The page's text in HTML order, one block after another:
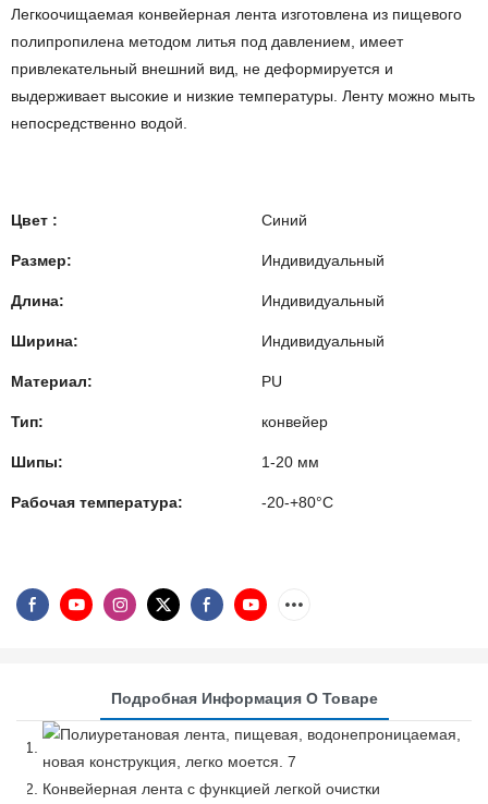
Легкоочищаемая конвейерная лента изготовлена ​​из пищевого
полипропилена методом литья под давлением, имеет
привлекательный внешний вид, не деформируется и
выдерживает высокие и низкие температуры. Ленту можно мыть
непосредственно водой.
Цвет : Синий
Размер: Индивидуальный
Длина: Индивидуальный
Ширина: Индивидуальный
Материал: PU
Тип: конвейер
Шипы: 1-20 мм
Рабочая температура: -20-+80°C
Подробная Информация О Товаре
Конвейерная лента с функцией легкой очистки